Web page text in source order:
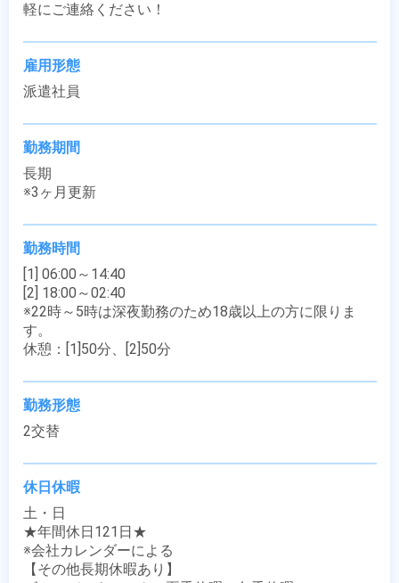
軽にご連絡ください！
雇用形態
派遣社員
勤務期間
長期
※3ヶ月更新
勤務時間
[1] 06:00～14:40
[2] 18:00～02:40
※22時～5時は深夜勤務のため18歳以上の方に限りま
す。
休憩：[1]50分、[2]50分
勤務形態
2交替
休日休暇
土・日
★年間休日121日★
※会社カレンダーによる
【その他長期休暇あり】